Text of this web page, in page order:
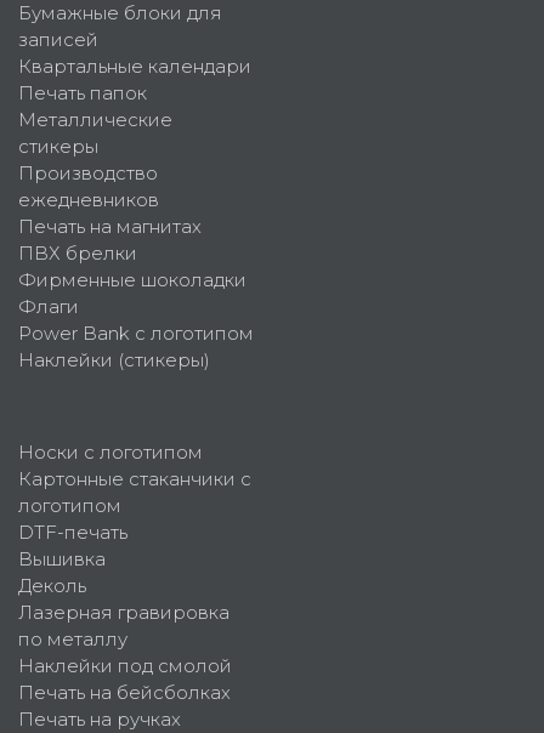
Бумажные блоки для
записей
Квартальные календари
Печать папок
Металлические
стикеры
Производство
ежедневников
Печать на магнитах
ПВХ брелки
Фирменные шоколадки
Флаги
Power Bank с логотипом
Наклейки (стикеры)
Носки с логотипом
Картонные стаканчики с
логотипом
DTF-печать
Вышивка
Деколь
Лазерная гравировка
по металлу
Наклейки под смолой
Печать на бейсболках
Печать на ручках